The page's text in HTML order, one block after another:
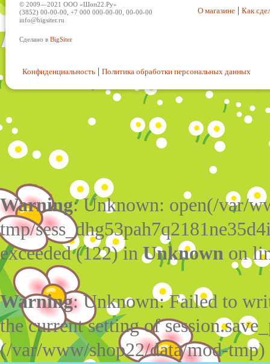
© 2009—2021 ООО «Шоп22.Ру»
(3852) 00-00-00, +7 000 000-00-00, 00-00-00
info@bigsiter.ru
Сделано в BigSiter
О магазине Как
Конфиденциальность Политика обработки персональных данных
Warning: Unknown: open(/var/
tmp/
exceeded (122) inUnknown on
Warning: Unknown: Failed to
the current setting of
(/var/www/shop22/data/mod-